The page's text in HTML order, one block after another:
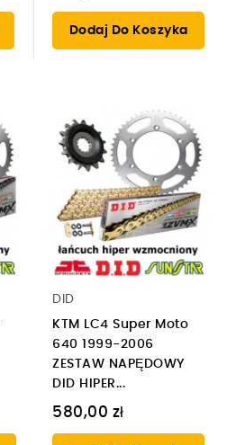
Dodaj Do Koszyka
DID
KTM LC4 Super Moto
640 1999-2006
ZESTAW NAPĘDOWY
DID HIPER...
580,00 zł